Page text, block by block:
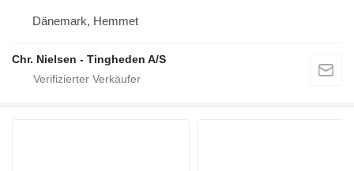
Dänemark, Hemmet
Chr. Nielsen - Tingheden A/S